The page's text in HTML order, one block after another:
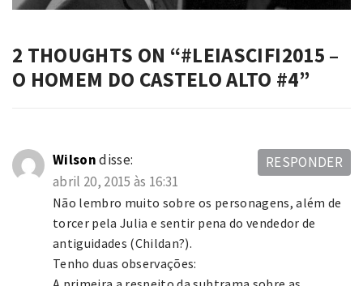
2 THOUGHTS ON “#LEIASCIFI2015 –
O HOMEM DO CASTELO ALTO #4”
Wilsondisse:
abril 20, 2015 às 16:31
Não lembro muito sobre os personagens, além de
torcer pela Julia e sentir pena do vendedor de
antiguidades (Childan?).
Tenho duas observações:
RESPONDER